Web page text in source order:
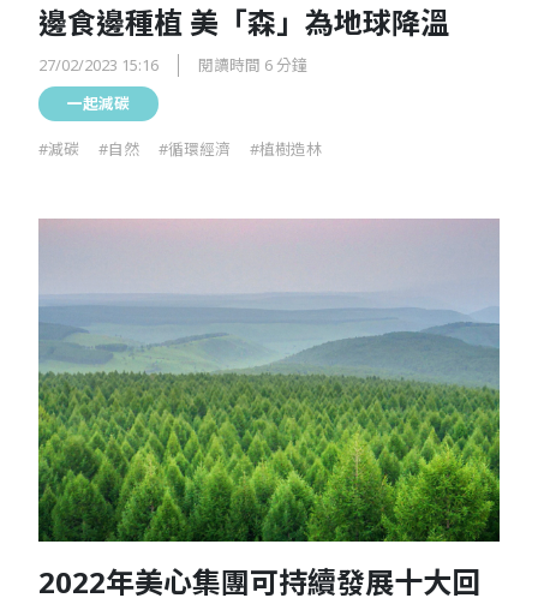
邊食邊種植 美「森」為地球降溫
27/02/2023 15:16
閱讀時間 6 分鐘
一起減碳
#減碳 #自然 #循環經濟 #植樹造林
2022年美心集團可持續發展十大回